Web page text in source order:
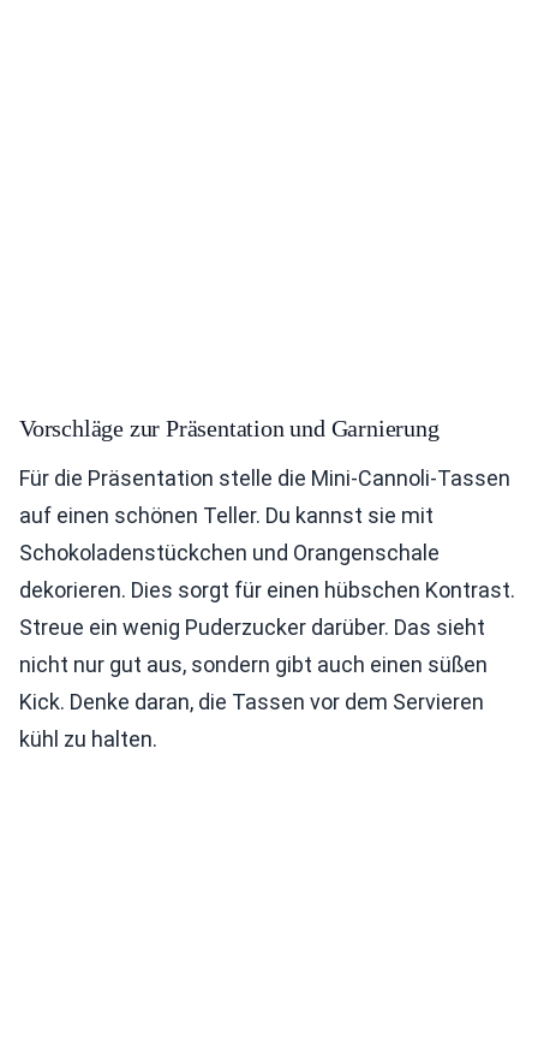
Vorschläge zur Präsentation und Garnierung
Für die Präsentation stelle die Mini-Cannoli-Tassen
auf einen schönen Teller. Du kannst sie mit
Schokoladenstückchen und Orangenschale
dekorieren. Dies sorgt für einen hübschen Kontrast.
Streue ein wenig Puderzucker darüber. Das sieht
nicht nur gut aus, sondern gibt auch einen süßen
Kick. Denke daran, die Tassen vor dem Servieren
kühl zu halten.